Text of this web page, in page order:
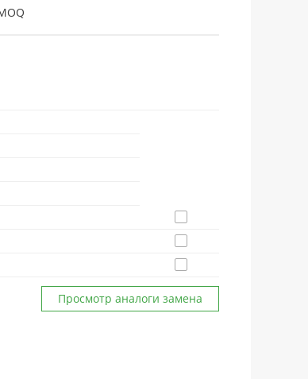
Просмотр аналоги замена